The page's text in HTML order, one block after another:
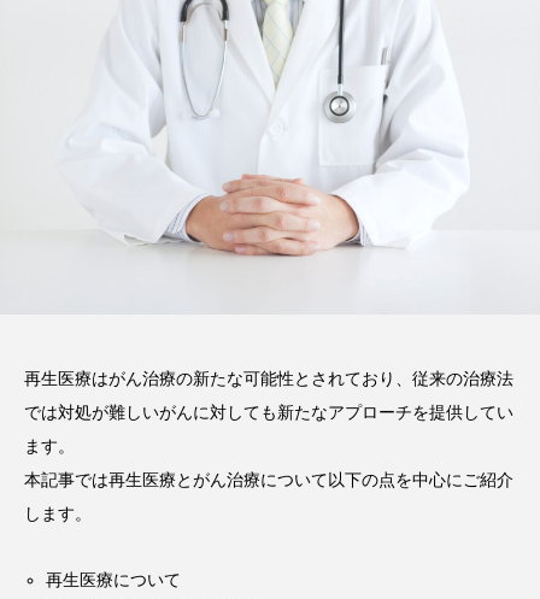
AGAは予防できる？予防方法と
治療法、生活習慣の見直し方を紹
注目のトピック
再生医療はがん治療の新たな可能性とされており、従来の治療法
では対処が難しいがんに対しても新たなアプローチを提供してい
ます。
本記事では再生医療とがん治療について以下の点を中心にご紹介
します。
再生医療について